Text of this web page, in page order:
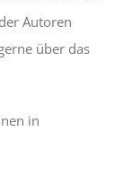
Autoren
über das
in